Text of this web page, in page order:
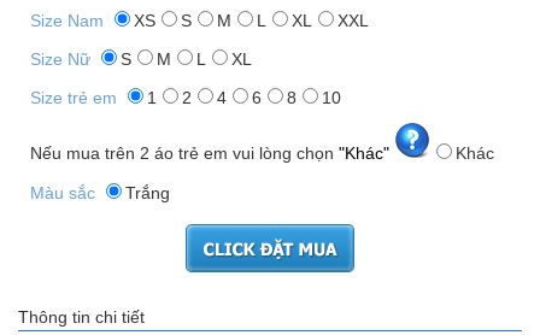
Size Nam XS S M L XL
XXL
Size Nữ
S M L
XL
Size trẻ em
1 2 4 6 8 10
Nếu mua trên 2 áo trẻ em vui lòng chọn "Khác" Khác
Màu sắc Trắng
Thông tin chi tiết